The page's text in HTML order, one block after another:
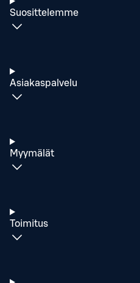
Suosittelemme
Asiakaspalvelu
Myymälät
Toimitus